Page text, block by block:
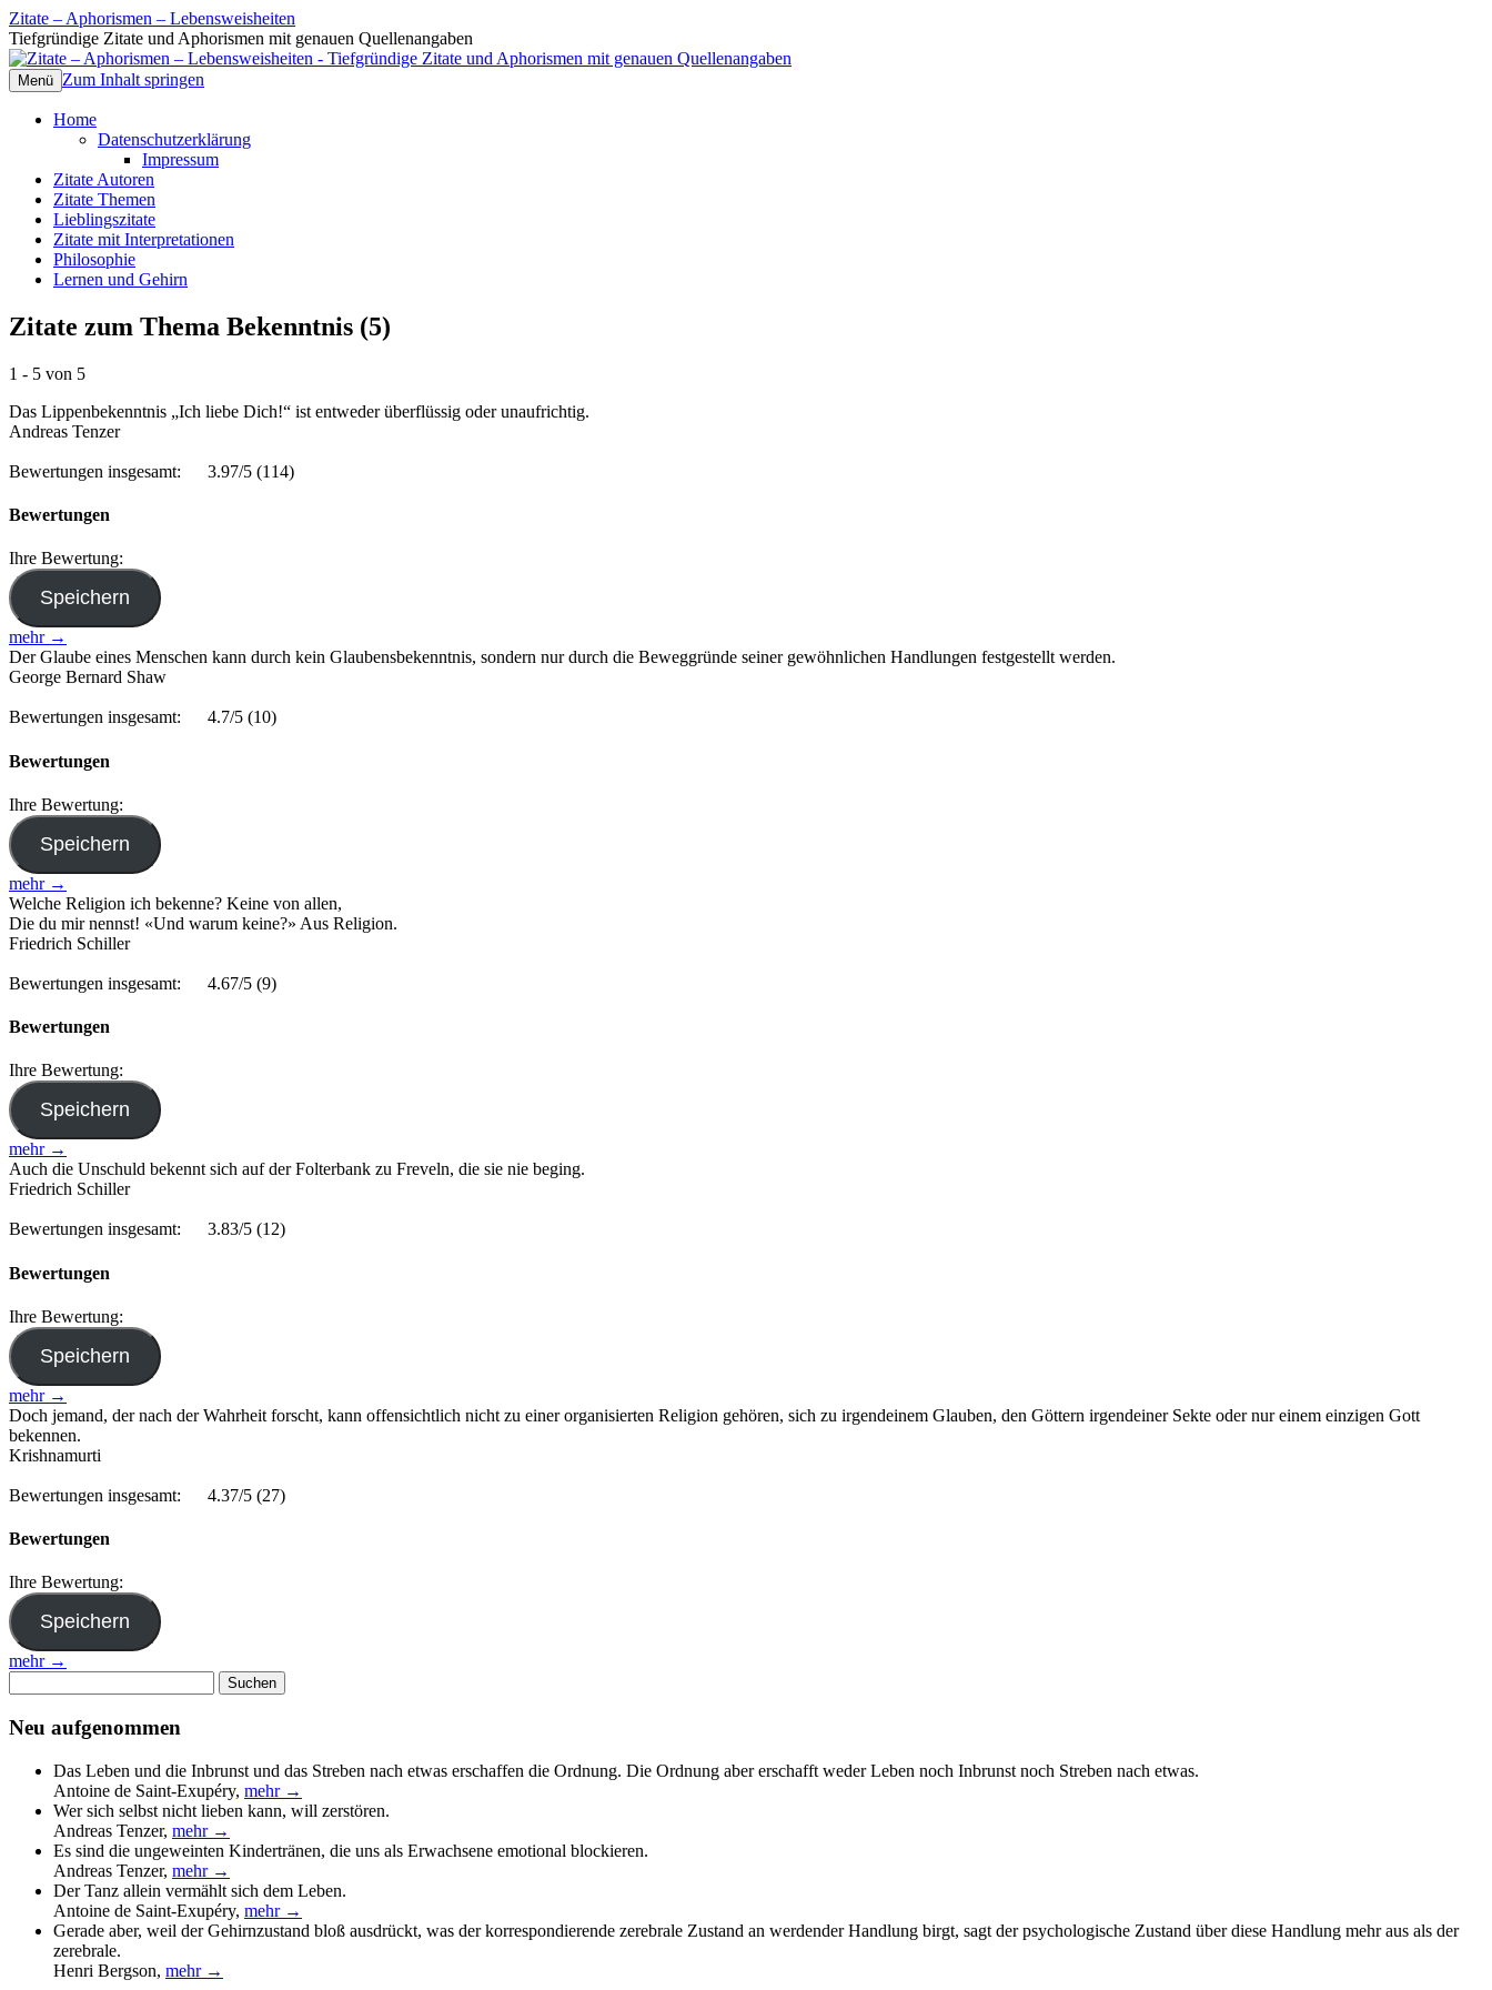
Zitate – Aphorismen – Lebensweisheiten
Tiefgründige Zitate und Aphorismen mit genauen Quellenangaben
Menü Zum Inhalt springen
Home
Datenschutzerklärung
Impressum
Zitate Autoren
Zitate Themen
Lieblingszitate
Zitate mit Interpretationen
Philosophie
Lernen und Gehirn
Zitate zum Thema Bekenntnis (5)
1 - 5 von 5
Das Lippenbekenntnis „Ich liebe Dich!“ ist entweder überflüssig oder unaufrichtig.
Andreas Tenzer
Bewertungen insgesamt: 3.97/5 (114)
Bewertungen
Ihre Bewertung:
mehr →
Der Glaube eines Menschen kann durch kein Glaubensbekenntnis, sondern nur durch die Beweggründe seiner gewöhnlichen Handlungen festgestellt werden.
George Bernard Shaw
Bewertungen insgesamt: 4.7/5 (10)
Bewertungen
Ihre Bewertung:
mehr →
Welche Religion ich bekenne? Keine von allen,
Die du mir nennst! «Und warum keine?» Aus Religion.
Friedrich Schiller
Bewertungen insgesamt: 4.67/5 (9)
Bewertungen
Ihre Bewertung:
mehr →
Auch die Unschuld bekennt sich auf der Folterbank zu Freveln, die sie nie beging.
Friedrich Schiller
Bewertungen insgesamt: 3.83/5 (12)
Bewertungen
Ihre Bewertung:
mehr →
Doch jemand, der nach der Wahrheit forscht, kann offensichtlich nicht zu einer organisierten Religion gehören, sich zu irgendeinem Glauben, den Göttern irgendeiner Sekte oder nur einem einzigen Gott
bekennen.
Krishnamurti
Bewertungen insgesamt: 4.37/5 (27)
Bewertungen
Ihre Bewertung:
mehr →
nach:
Neu aufgenommen
Das Leben und die Inbrunst und das Streben nach etwas erschaffen die Ordnung. Die Ordnung aber erschafft weder Leben noch Inbrunst noch Streben nach etwas.
Antoine de Saint-Exupéry, mehr →
Wer sich selbst nicht lieben kann, will zerstören.
Andreas Tenzer, mehr →
Es sind die ungeweinten Kindertränen, die uns als Erwachsene emotional blockieren.
Andreas Tenzer, mehr →
Der Tanz allein vermählt sich dem Leben.
Antoine de Saint-Exupéry, mehr →
Gerade aber, weil der Gehirnzustand bloß ausdrückt, was der korrespondierende zerebrale Zustand an werdender Handlung birgt, sagt der psychologische Zustand über diese Handlung mehr aus als der
zerebrale.
Henri Bergson, mehr →